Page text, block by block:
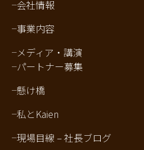
会社情報
事業内容
メディア・講演
パートナー募集
懸け橋
私とKaien
現場目線 – 社長ブログ